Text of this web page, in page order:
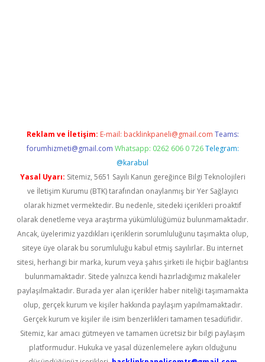
Reklam ve İletişim: E-mail: backlinkpaneli@gmail.com Teams:
forumhizmeti@gmail.com Whatsapp: 0262 606 0 726 Telegram:
@karabul
Yasal Uyarı: Sitemiz, 5651 Sayılı Kanun gereğince Bilgi Teknolojileri
ve İletişim Kurumu (BTK) tarafından onaylanmış bir Yer Sağlayıcı
olarak hizmet vermektedir. Bu nedenle, sitedeki içerikleri proaktif
olarak denetleme veya araştırma yükümlülüğümüz bulunmamaktadır.
Ancak, üyelerimiz yazdıkları içeriklerin sorumluluğunu taşımakta olup,
siteye üye olarak bu sorumluluğu kabul etmiş sayılırlar. Bu internet
sitesi, herhangi bir marka, kurum veya şahıs şirketi ile hiçbir bağlantısı
bulunmamaktadır. Sitede yalnızca kendi hazırladığımız makaleler
paylaşılmaktadır. Burada yer alan içerikler haber niteliği taşımamakta
olup, gerçek kurum ve kişiler hakkında paylaşım yapılmamaktadır.
Gerçek kurum ve kişiler ile isim benzerlikleri tamamen tesadüfidir.
Sitemiz, kar amacı gütmeyen ve tamamen ücretsiz bir bilgi paylaşım
platformudur. Hukuka ve yasal düzenlemelere aykırı olduğunu